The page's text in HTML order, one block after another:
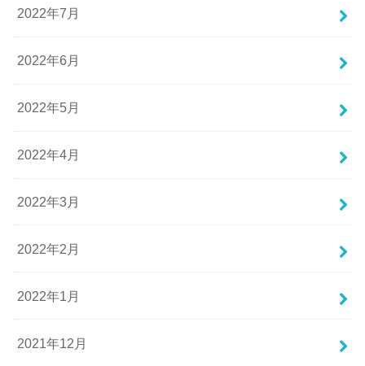
2022年7月
2022年6月
2022年5月
2022年4月
2022年3月
2022年2月
2022年1月
2021年12月